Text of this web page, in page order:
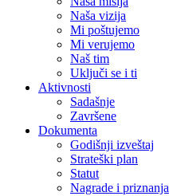
Naša vizija
Mi poštujemo
Mi verujemo
Naš tim
Uključi se i ti
Aktivnosti
Sadašnje
Završene
Dokumenta
Godišnji izveštaj
Strateški plan
Statut
Nagrade i priznanja